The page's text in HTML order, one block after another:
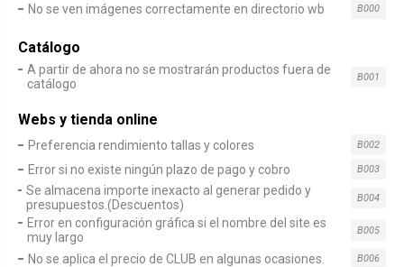
No se ven imágenes correctamente en directorio wb B000
Catálogo
A partir de ahora no se mostrarán productos fuera de
catálogo
B001
Webs y tienda online
Preferencia rendimiento tallas y colores B002
Error si no existe ningún plazo de pago y cobro B003
Se almacena importe inexacto al generar pedido y
presupuestos.(Descuentos)
B004
Error en configuración gráfica si el nombre del site es
muy largo
B005
No se aplica el precio de CLUB en algunas ocasiones. B006